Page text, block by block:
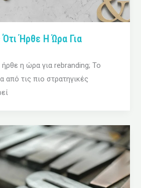
Ήρθε Η Ώρα Για
ήρθε η ώρα για rebranding; Το
από τις πιο στρατηγικές